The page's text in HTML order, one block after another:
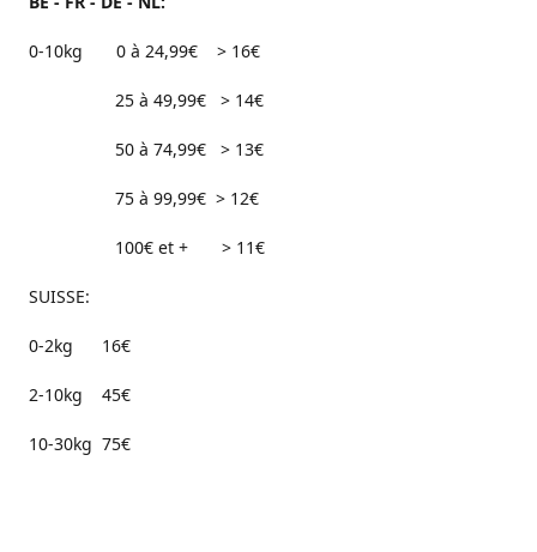
0-10kg 0 à 24,99€ > 16€
25 à 49,99€ > 14€
50 à 74,99€ > 13€
75 à 99,99€ > 12€
100€ et + > 11€
SUISSE:
0-2kg 16€
2-10kg 45€
10-30kg 75€